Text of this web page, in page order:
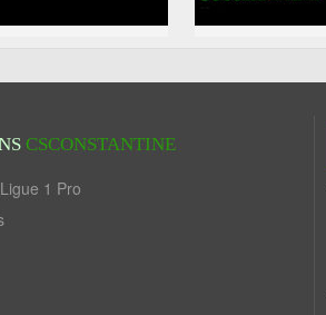
CSCONSTANTINE
1 Pro